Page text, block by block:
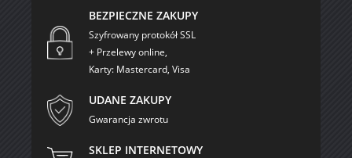
BEZPIECZNE ZAKUPY
Szyfrowany protokół SSL
+ Przelewy online,
Karty: Mastercard, Visa
UDANE ZAKUPY
Gwarancja zwrotu
SKLEP INTERNETOWY